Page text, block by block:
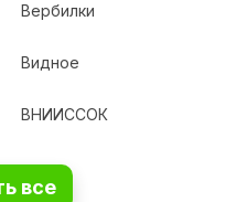
Вербилки
Видное
ВНИИССОК
все